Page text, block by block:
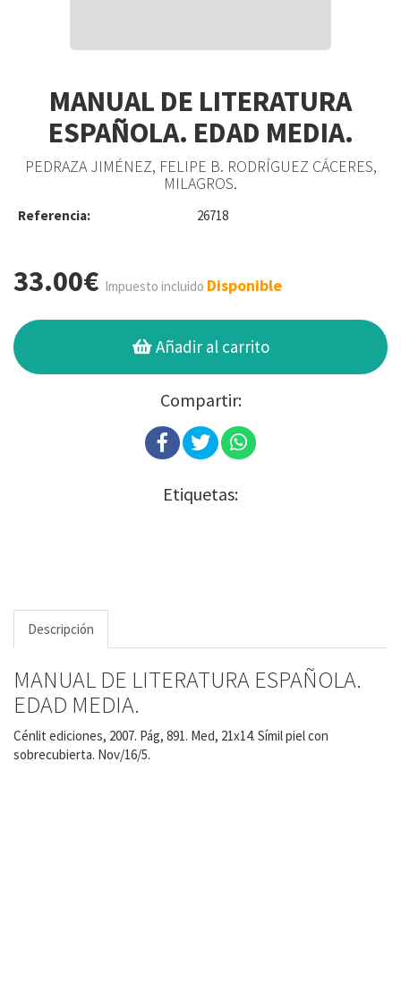
MANUAL DE LITERATURA
ESPAÑOLA. EDAD MEDIA.
PEDRAZA JIMÉNEZ, FELIPE B. RODRÍGUEZ CÁCERES,
MILAGROS.
Referencia: 26718
33.00€ Impuesto incluido Disponible
Añadir al carrito
Compartir:
Etiquetas:
Descripción
MANUAL DE LITERATURA ESPAÑOLA.
EDAD MEDIA.
Cénlit ediciones, 2007. Pág, 891. Med, 21x14. Símil piel con
sobrecubierta. Nov/16/5.